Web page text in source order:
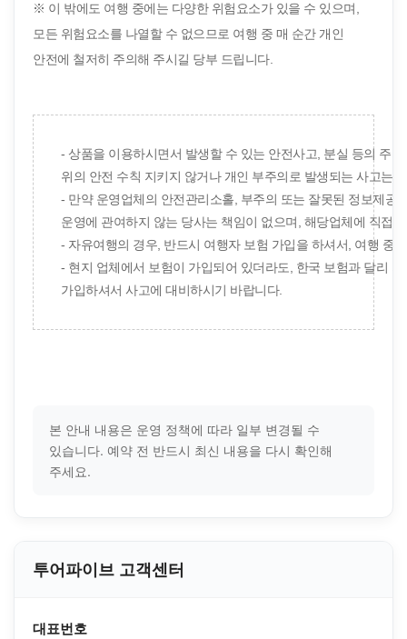
※ 이 밖에도 여행 중에는 다양한 위험요소가 있을 수 있으며,
모든 위험요소를 나열할 수 없으므로 여행 중 매 순간 개인
안전에 철저히 주의해 주시길 당부 드립니다.
- 상품을 이용하시면서 발생할 수 있는 안전사고, 분실 등의 주
위의 안전 수칙 지키지 않거나 개인 부주의로 발생되는 사고는
- 만약 운영업체의 안전관리소홀, 부주의 또는 잘못된 정보제
운영에 관여하지 않는 당사는 책임이 없으며, 해당업체에 직접
- 자유여행의 경우, 반드시 여행자 보험 가입을 하셔서, 여행 중
- 현지 업체에서 보험이 가입되어 있더라도, 한국 보험과 달리
가입하셔서 사고에 대비하시기 바랍니다.
본 안내 내용은 운영 정책에 따라 일부 변경될 수
있습니다. 예약 전 반드시 최신 내용을 다시 확인해
주세요.
투어파이브 고객센터
대표번호